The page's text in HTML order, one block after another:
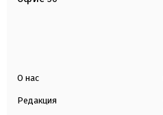
О нас
Редакция